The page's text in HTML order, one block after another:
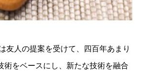
友人の提案を受けて、四百年あまり
術をベースにし、新たな技術を融合